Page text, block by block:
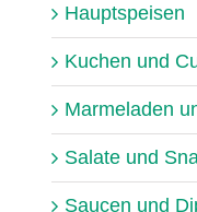
Hauptspeisen
Kuchen und
Marmeladen
Salate und
Saucen und